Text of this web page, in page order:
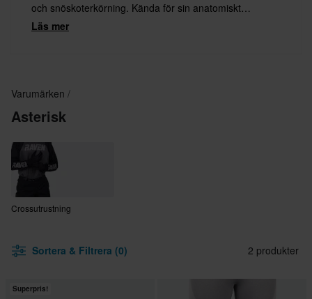
och snöskoterkörning. Kända för sin anatomiskt
avancerade design och utmärkta kvalitet.
Läs mer
Varumärken
Asterisk
Crossutrustning
Sortera & Filtrera (0) 2 produkter
Superpris!